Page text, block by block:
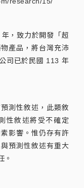
，致力於開發「超
產品，將台灣充沛
司已於民國 113 年
測性敘述，此類敘
性敘述將受不確定
影響。惟仍存有許
預測性敘述有重大
。